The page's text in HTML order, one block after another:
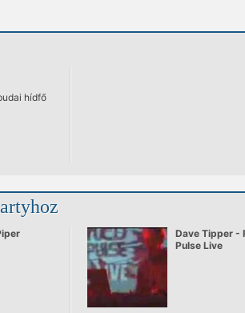
hídfő
Dave Tipper -
Pulse Live